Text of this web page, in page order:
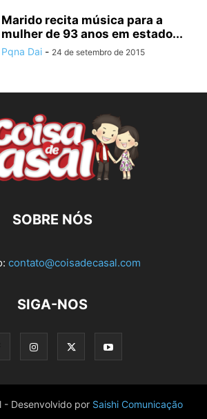
Marido recita música para a
mulher de 93 anos em estado...
Pqna Dai - 24 de setembro de 2015
SOBRE NÓS
contato@coisadecasal.com
SIGA-NOS
- Desenvolvido por Saishi Comunicação